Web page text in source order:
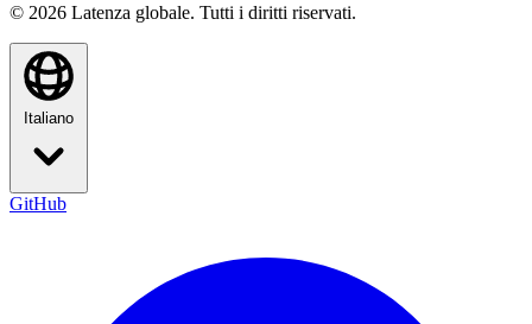
© 2026 Latenza globale. Tutti i diritti riservati.
Italiano
GitHub